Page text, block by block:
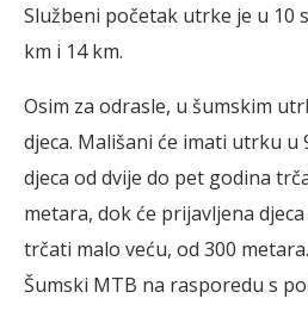
Službeni početak utrke je u 10
km i 14 km.
Osim za odrasle, u šumskim
djeca. Mališani će imati utrku u
djeca od dvije do pet godina
metara, dok će prijavljena
trčati malo veću, od 300
Šumski MTB na rasporedu s